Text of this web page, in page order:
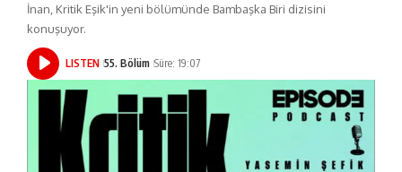
İnan, Kritik Eşik'in yeni bölümünde Bambaşka Biri dizisini
konuşuyor.
LISTEN 55. Bölüm Süre: 19:07